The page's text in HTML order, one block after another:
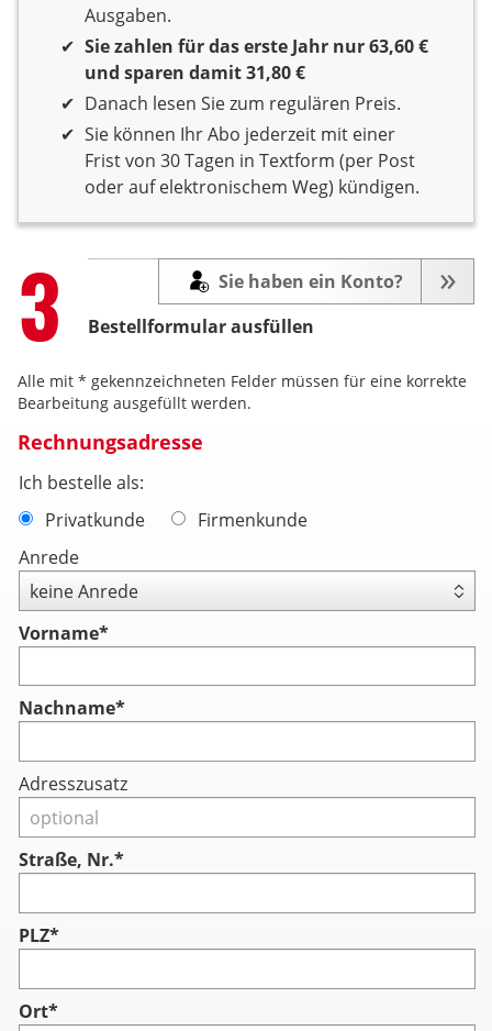
Ausgaben.
Sie zahlen für das erste Jahr nur 63,60 €
und sparen damit 31,80 €
Danach lesen Sie zum regulären Preis.
Sie können Ihr Abo jederzeit mit einer
Frist von 30 Tagen in Textform (per Post
oder auf elektronischem Weg) kündigen.
Step
3 Bestellformular ausfüllen
Sie haben ein Konto?
Alle mit * gekennzeichneten Felder müssen für eine korrekte
Bearbeitung ausgefüllt werden.
Rechnungsadresse
Ich bestelle als:
Privatkunde
Firmenkunde
Anrede
Vorname*
Nachname*
Adresszusatz
Straße, Nr.*
PLZ*
Ort*